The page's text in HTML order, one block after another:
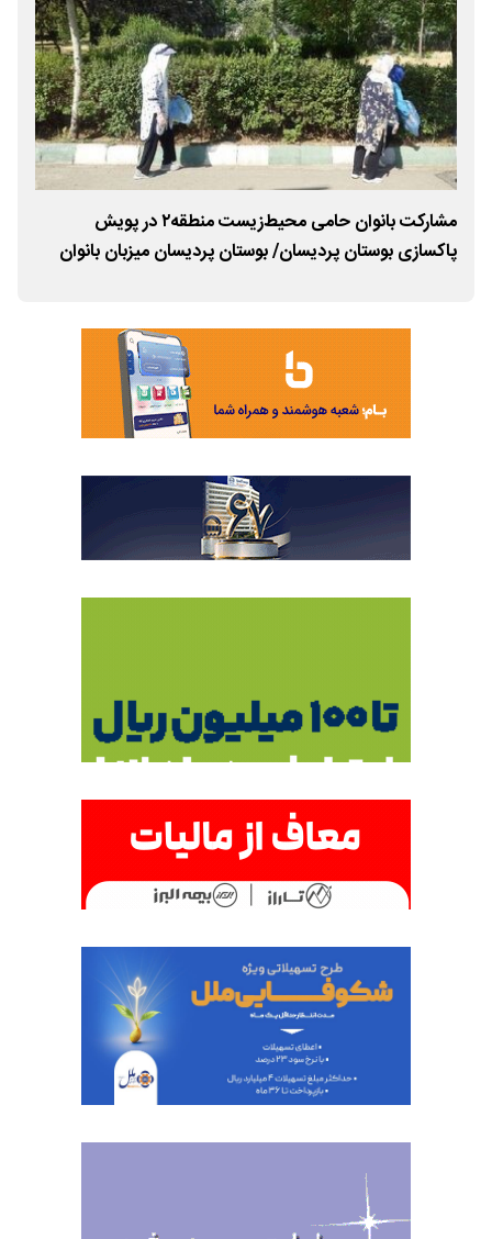
مشارکت بانوان حامی محیط‌زیست منطقه۲ در پویش
پاکسازی بوستان پردیسان/ بوستان پردیسان میزبان بانوان